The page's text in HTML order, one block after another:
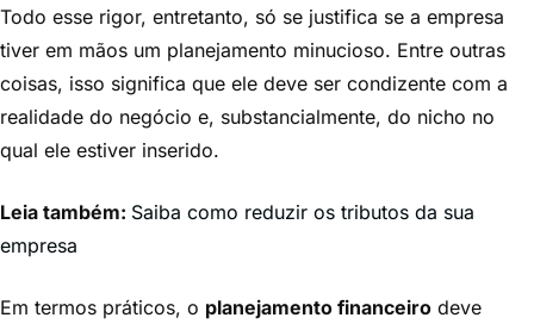
Todo esse rigor, entretanto, só se justifica se a empresa
tiver em mãos um planejamento minucioso. Entre outras
coisas, isso significa que ele deve ser condizente com a
realidade do negócio e, substancialmente, do nicho no
qual ele estiver inserido.
Leia também: Saiba como reduzir os tributos da sua
empresa
Em termos práticos, o planejamento financeiro deve